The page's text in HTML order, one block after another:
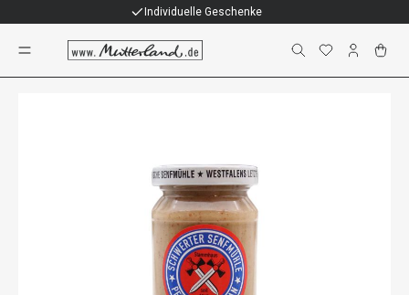
Individuelle Geschenke